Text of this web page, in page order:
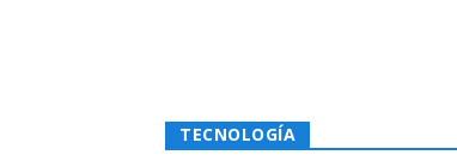
TECNOLOGÍA